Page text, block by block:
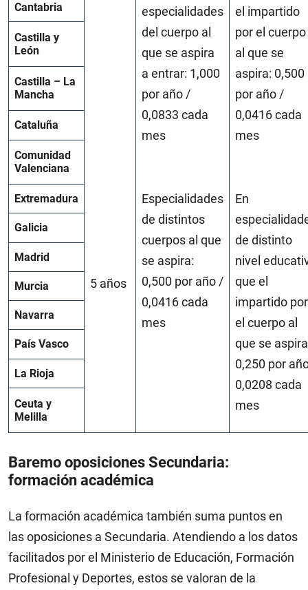
5 años
especialidades
del cuerpo al
que se aspira
a entrar: 1,000
por año /
0,0833 cada
mes
Especialidades
de distintos
cuerpos al que
se aspira:
0,500 por año /
0,0416 cada
mes
el impartido
por el cuerpo
al que se
aspira: 0,500
por año /
0,0416 cada
mes
En
de distinto
nivel
que el
impartido por
el cuerpo al
que se
0,250 por
0,0208 cada
mes
Cantabria
Castilla y
León
Castilla – La
Mancha
Cataluña
Comunidad
Valenciana
Extremadura
Galicia
Madrid
Murcia
Navarra
País Vasco
La Rioja
Ceuta y
Melilla
Baremo oposiciones Secundaria:
formación académica
La formación académica también suma puntos en
las oposiciones a Secundaria. Atendiendo a los datos
facilitados por el Ministerio de Educación, Formación
Profesional y Deportes, estos se valoran de la